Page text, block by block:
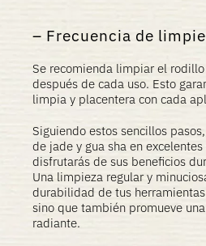
Frecuencia de
Se recomienda limpiar el
después de cada uso. Esto
limpia y placentera con cada
Siguiendo estos sencillos
de jade y gua sha en
disfrutarás de sus beneficios
Una limpieza regular y
durabilidad de tus
sino que también promueve
radiante.